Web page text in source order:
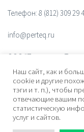
Телефон: 8 (812) 309 29
info@perteq.ru
ООО "Передовые
ОГРН 1117847072628
Почтовый индекс
Адрес: ул. Рощинская,
Наш сайт, как и
cookie и другие
тэги и т. п.), чтобы
отвечающие вашим
статистическую
услуг и сайтов.